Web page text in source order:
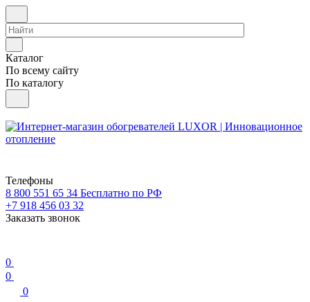
Каталог
По всему сайту
По каталогу
Телефоны
8 800 551 65 34 Бесплатно по РФ
+7 918 456 03 32
Заказать звонок
0
0
0